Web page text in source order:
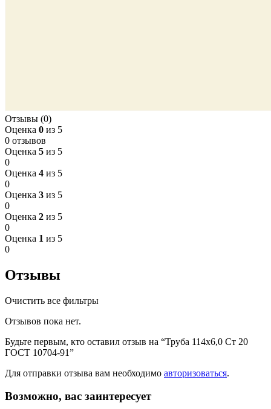
Отзывы (0)
Оценка 0 из 5
0 отзывов
Оценка 5 из 5
0
Оценка 4 из 5
0
Оценка 3 из 5
0
Оценка 2 из 5
0
Оценка 1 из 5
0
Отзывы
Очистить все фильтры
Отзывов пока нет.
Будьте первым, кто оставил отзыв на “Труба 114х6,0 Ст 20
ГОСТ 10704-91”
Для отправки отзыва вам необходимо авторизоваться.
Возможно, вас заинтересует